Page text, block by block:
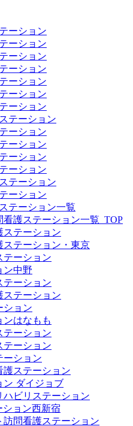
ーション
ーション
ーション
ーション
ーション
ーション
ーション
テーション
ーション
ーション
ーション
ーション
テーション
ーション
テーション一覧
護ステーション一覧_TOP
ステーション
ステーション・東京
テーション
ン中野
テーション
ステーション
ション
ンはなもも
テーション
テーション
ーション
護ステーション
ン ダイジョブ
ビリステーション
ション西新宿
訪問看護ステーション